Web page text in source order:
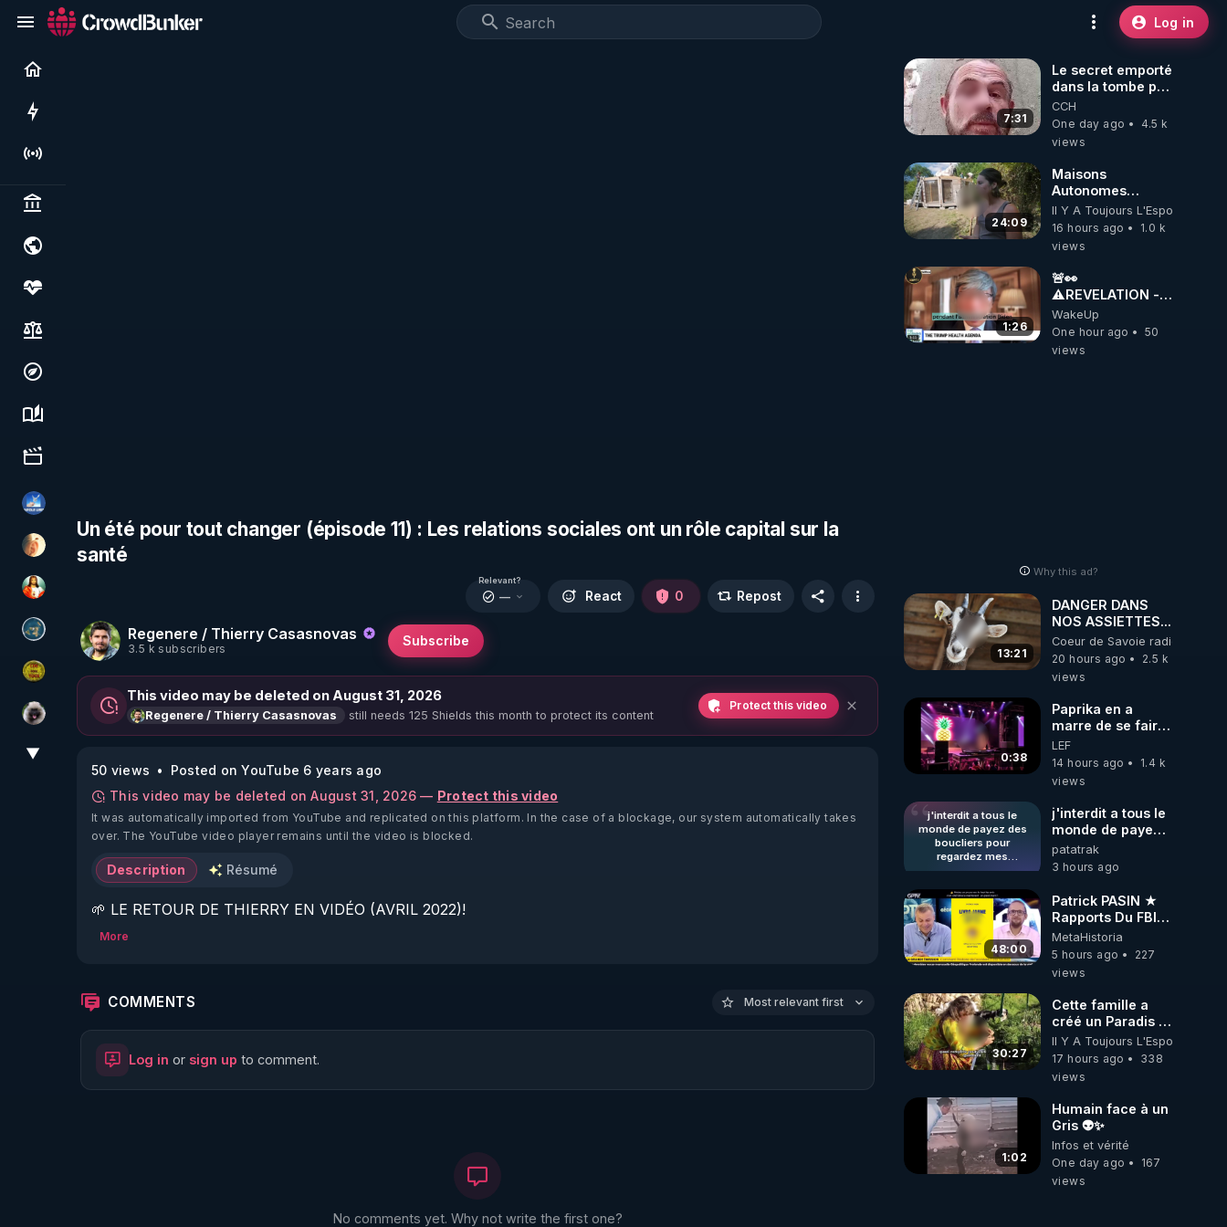
Log in
Live
Politics & institutions
Society, justice & freedoms
Economy, environment & technology
Science, history & spirituality
Culture, media & entertainment
PAROLE LIBRE
La Puce à l'oreille
L'autre son de cloche
Réinformation sur le monde
CDS pour TOUS
Priscane
▼
Un été pour tout changer (épisode 11) : Les relations sociales ont un rôle capital sur la
santé
Regenere / Thierry Casasnovas
3.5 k subscribers
Subscribe
Relevant?
— React 0 Repost
This video may be deleted on August 31, 2026
Regenere / Thierry Casasnovas still needs 125 Shields this month to protect its content
Protect this video
50 views
Posted on YouTube 6 years ago
This video may be deleted on August 31, 2026 — Protect this video
It was automatically imported from YouTube and replicated on this platform. In the case of a blockage, our system automatically takes
over. The YouTube video player remains until the video is blocked.
Description Résumé
🌱 LE RETOUR DE THIERRY EN VIDÉO (AVRIL 2022)!
🌱 LE MAGAZINE RÉGÉNÈRE
http://rgnr.li/ymag
More
COMMENTS Most relevant first
Log in or sign up to comment.
No comments yet. Why not write the first one?
7:31
Le secret emporté
dans la tombe par
le Commandant
Cousteau le 25
juin 1997
CCH
One day ago
4.5 k
views
24:09
Maisons
Autonomes
Démontables (et
c'est légal). Visite
éco village en
Il Y A Toujours L'Espoir
16 hours ago
1.0 k
views
1:26
🚨👀
⚠️REVELATION -
THE LINK
BETWEEN THE
COVID VACCINE
WakeUp
One hour ago
50
views
Why this ad?
13:21
DANGER DANS
NOS ASSIETTES...
Coeur de Savoie radioweb TV
20 hours ago
2.5 k
views
0:38
Paprika en a
marre de se faire
interdire de
spectacle. Elle
décide donc de
LEF
14 hours ago
1.4 k
views
j'interdit a tous le
monde de payez des
boucliers pour
regardez mes
publications (gratuites)
pour protégé les
escrocs qui utilise
CrowdBunker comme
stockage de fichiers
personnel. j'estime que
les visiteurs qui voie
décide de les regardé
quand il le désire n'ont
pas a payez pour des
profiteurs connus !
j'interdit a tous le
monde de payez
des boucliers
pour regardez
mes publications
(gratuites) quand
ils le désire juste
pour protégé les
escrocs qui utilise
CrowdBunker
comme stockage
personnel.
j'estime que les
visiteurs qui voie
nos réalisations et
qui décide de les
le désire n'ont
pas a payez pour
des profiteurs
connus !
patatrak
3 hours ago
48:00
Patrick PASIN ★
Rapports Du FBI :
Ce Qu'Ils Disent
De Plus Grave Sur
Hitler
MetaHistoria
5 hours ago
227
views
30:27
Cette famille a
créé un Paradis !
Permaculture &
Autonomie
Il Y A Toujours L'Espoir
17 hours ago
338
views
1:02
Humain face à un
Gris 👽✨
Infos et vérité
One day ago
167
views